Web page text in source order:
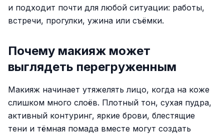
и подходит почти для любой ситуации: работы,
встречи, прогулки, ужина или съёмки.
Почему макияж может
выглядеть перегруженным
Макияж начинает утяжелять лицо, когда на коже
слишком много слоёв. Плотный тон, сухая пудра,
активный контуринг, яркие брови, блестящие
тени и тёмная помада вместе могут создать